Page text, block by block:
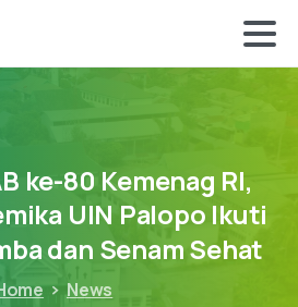
ke-80 Kemenag RI,
UIN Palopo Ikuti
dan SenamSehat
News